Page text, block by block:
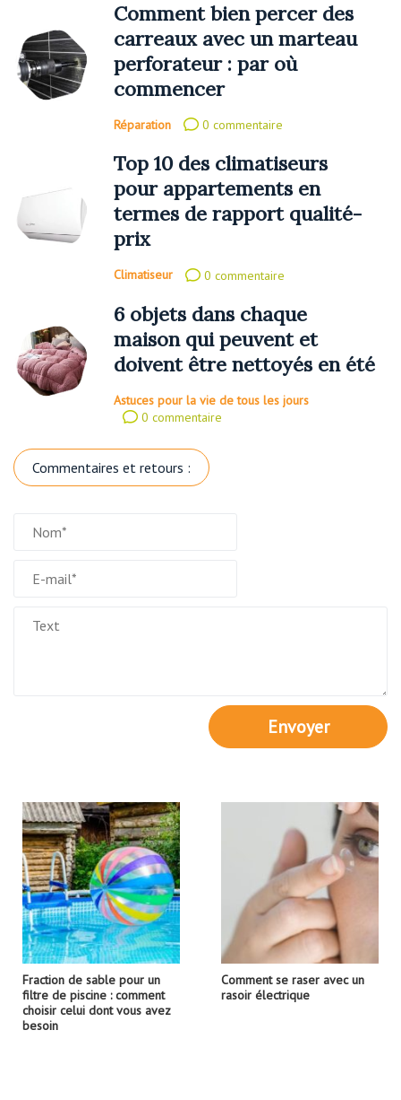
Comment bien percer des
carreaux avec un marteau
perforateur : par où
commencer
Réparation 0 commentaire
Top 10 des climatiseurs
pour appartements en
termes de rapport qualité-
prix
Climatiseur 0 commentaire
6 objets dans chaque
maison qui peuvent et
doivent être nettoyés en été
Astuces pour la vie de tous les jours
0 commentaire
Commentaires et retours :
Envoyer
Fraction de sable pour un
filtre de piscine : comment
choisir celui dont vous avez
besoin
Comment se raser avec un
rasoir électrique